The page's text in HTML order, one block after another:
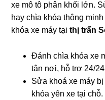
xe mô tô phân khối lớn.
hay chìa khóa thông
khóa xe máy tạithị trấn
Đánh chìa khóa xe
tận nơi, hỗ trợ 24/
Sửa khoá xe máy
khóa yên xe tại chỗ.